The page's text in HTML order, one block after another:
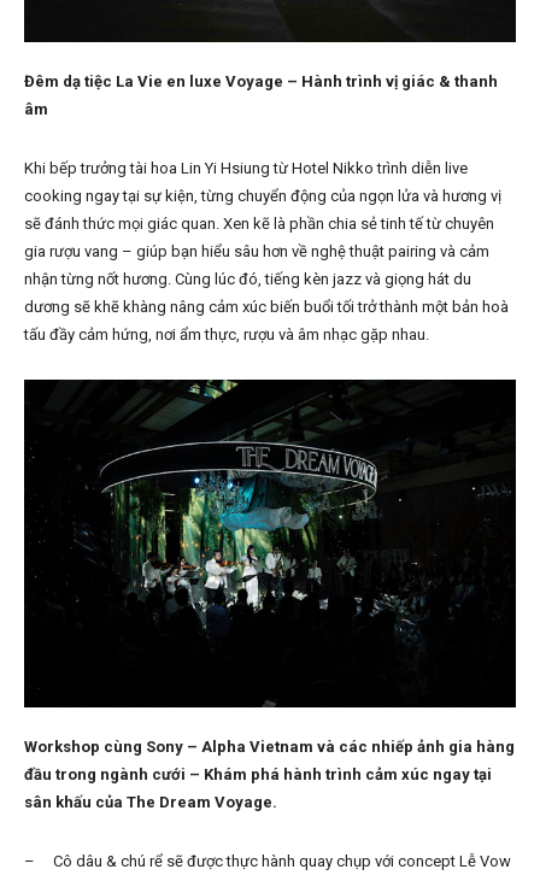
Đêm dạ tiệc La Vie en luxe Voyage – Hành trình vị giác & thanh
âm
Khi bếp trưởng tài hoa Lin Yi Hsiung từ Hotel Nikko trình diễn live
cooking ngay tại sự kiện, từng chuyển động của ngọn lửa và hương vị
sẽ đánh thức mọi giác quan. Xen kẽ là phần chia sẻ tinh tế từ chuyên
gia rượu vang – giúp bạn hiểu sâu hơn về nghệ thuật pairing và cảm
nhận từng nốt hương. Cùng lúc đó, tiếng kèn jazz và giọng hát du
dương sẽ khẽ khàng nâng cảm xúc biến buổi tối trở thành một bản hoà
tấu đầy cảm hứng, nơi ẩm thực, rượu và âm nhạc gặp nhau.
Workshop cùng Sony – Alpha Vietnam và các nhiếp ảnh gia hàng
đầu trong ngành cưới – Khám phá hành trình cảm xúc ngay tại
sân khấu của The Dream Voyage.
– Cô dâu & chú rể sẽ được thực hành quay chụp với concept Lễ Vow